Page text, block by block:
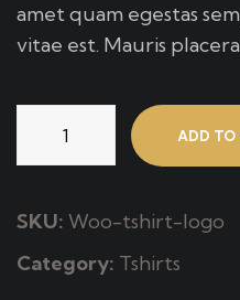
amet quam egestas
vitae est. Mauris
ADD TO
SKU: Woo-tshirt-logo
Category: Tshirts